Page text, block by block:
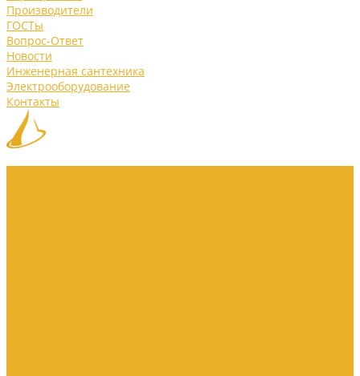
Производители
ГОСТы
Вопрос-Ответ
Новости
Инженерная сантехника
Электрооборудование
Контакты